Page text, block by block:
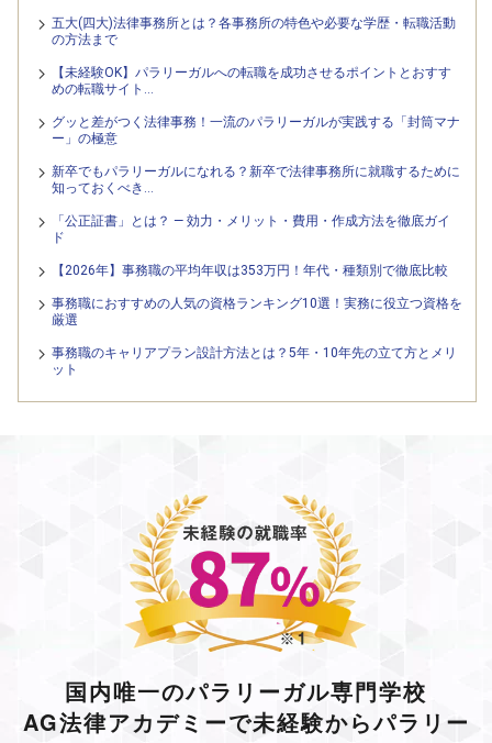
五大(四大)法律事務所とは？各事務所の特色や必要な学歴・転職活動
の方法まで
【未経験OK】パラリーガルへの転職を成功させるポイントとおすす
めの転職サイト…
グッと差がつく法律事務！一流のパラリーガルが実践する「封筒マナ
ー」の極意
新卒でもパラリーガルになれる？新卒で法律事務所に就職するために
知っておくべき…
「公正証書」とは？ — 効力・メリット・費用・作成方法を徹底ガイ
ド
【2026年】事務職の平均年収は353万円！年代・種類別で徹底比較
事務職におすすめの人気の資格ランキング10選！実務に役立つ資格を
厳選
事務職のキャリアプラン設計方法とは？5年・10年先の立て方とメリ
ット
国内唯一のパラリーガル専門学校
AG法律アカデミーで未経験からパラリー